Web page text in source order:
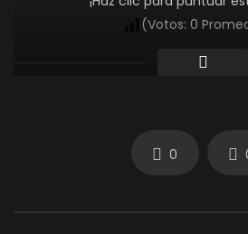
(Votos: 0
0